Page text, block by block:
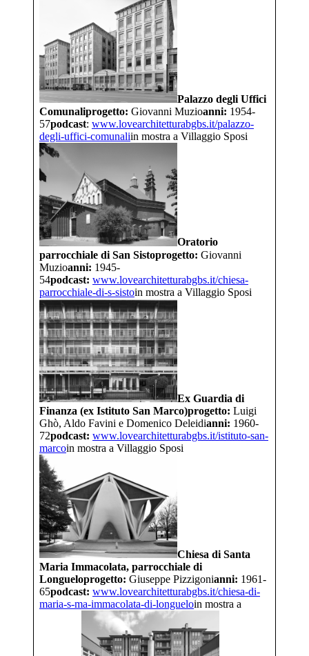
Palazzo degli Uffici
Comunaliprogetto: Giovanni Muzioanni: 1954-
57podcast: www.lovearchitetturabgbs.it/palazzo-
degli-uffici-comunaliin mostra a Villaggio Sposi
Oratorio
parrocchiale di San Sistoprogetto: Giovanni
Muzioanni: 1945-
54podcast: www.lovearchitetturabgbs.it/chiesa-
parrocchiale-di-s-sistoin mostra a Villaggio Sposi
Ex Guardia di
Finanza (ex Istituto San Marco)progetto: Luigi
Ghò, Aldo Favini e Domenico Deleidianni: 1960-
72podcast: www.lovearchitetturabgbs.it/istituto-san-
marcoin mostra a Villaggio Sposi
Chiesa di Santa
Maria Immacolata, parrocchiale di
Longueloprogetto: Giuseppe Pizzigonianni: 1961-
65podcast: www.lovearchitetturabgbs.it/chiesa-di-
maria-s-ma-immacolata-di-longueloin mostra a